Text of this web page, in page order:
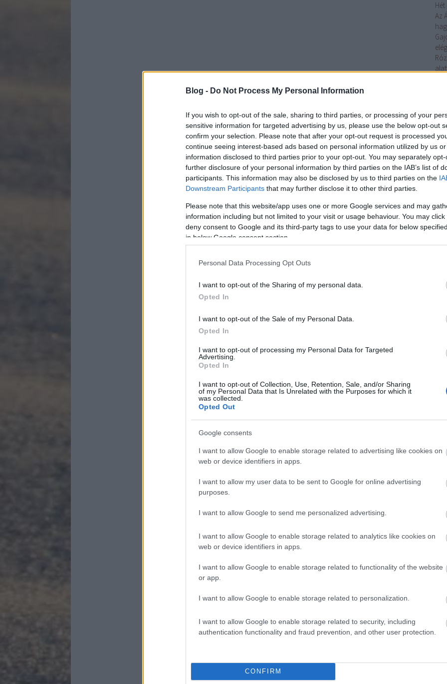
Blog - Do Not Process My Personal Information
If you wish to opt-out of the sale, sharing to third parties, or processing of your
sensitive information for targeted advertising by us, please use the below opt-out
confirm your selection. Please note that after your opt-out request is processed
continue seeing interest-based ads based on personal information utilized by us
information disclosed to third parties prior to your opt-out. You may separately
further disclosure of your personal information by third parties on the IAB’s list of
participants. This information may also be disclosed by us to third parties on the
Downstream Participants that may further disclose it to other third parties.
Please note that this website/app uses one or more Google services and may
information including but not limited to your visit or usage behaviour. You may
deny consent to Google and its third-party tags to use your data for below
in below Google consent section.
Personal Data Processing Opt Outs
I want to opt-out of the Sharing of my personal data.
Opted In
I want to opt-out of the Sale of my Personal Data.
Opted In
I want to opt-out of processing my Personal Data for Targeted
Advertising.
Opted In
I want to opt-out of Collection, Use, Retention, Sale, and/or Sharing
of my Personal Data that Is Unrelated with the Purposes for which it
was collected.
Opted Out
Google consents
I want to allow Google to enable storage related to advertising like cookies on
web or device identifiers in apps.
I want to allow my user data to be sent to Google for online advertising
purposes.
I want to allow Google to send me personalized advertising.
I want to allow Google to enable storage related to analytics like cookies on
web or device identifiers in apps.
I want to allow Google to enable storage related to functionality of the website
or app.
I want to allow Google to enable storage related to personalization.
I want to allow Google to enable storage related to security, including
authentication functionality and fraud prevention, and other user protection.
CONFIRM
Az
Elek